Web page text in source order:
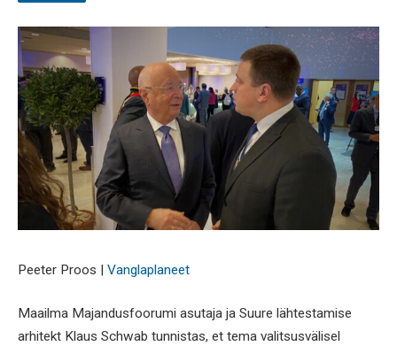
Peeter Proos | Vanglaplaneet
Maailma Majandusfoorumi asutaja ja Suure lähtestamise
arhitekt Klaus Schwab tunnistas, et tema valitsusvälisel